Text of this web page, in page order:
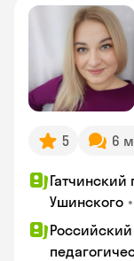
5 6
Ушинского •